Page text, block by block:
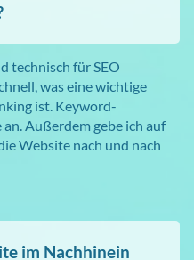
technisch für SEO
was eine wichtige
ist. Keyword-
Außerdem gebe ich auf
Website nach und nach
im Nachhinein